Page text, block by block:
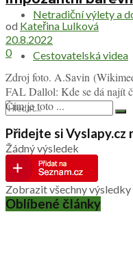
Netradiční výlety a
Cestovatelská videa
Žádný výsledek
Zobrazit všechny výsledky
od Kateřina Lulková
20.8.2022
0
Zdroj foto. A.Savin
FAL Dallol: Kde se dá najít
Čím je toto ...
Přidejte si Vyslapy.cz
Oblíbené články